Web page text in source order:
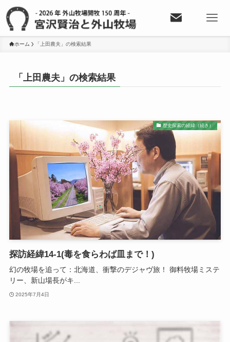
ホーム 「上田農夫」の検索結果
「上田農夫」の検索結果
歴史探索の経緯（続き）
探訪経緯14-1(毒を食らわば皿まで！)
幻の牧場を追って：北海道、衝撃のデジャヴ旅！ 御料牧場ミステ
リー、新山場長がキ...
2025年7月4日